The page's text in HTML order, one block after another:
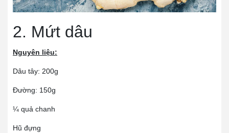
2. Mứt dâu
Nguyên liệu:
Dâu tây: 200g
Đường: 150g
¼ quả chanh
Hũ đựng